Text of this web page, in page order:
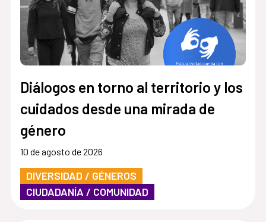
Diálogos en torno al territorio y los
cuidados desde una mirada de
género
10 de agosto de 2026
DIVERSIDAD / GÉNEROS
CIUDADANÍA / COMUNIDAD